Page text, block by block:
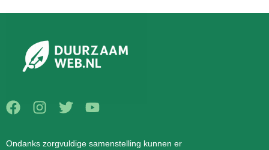
Ondanks zorgvuldige samenstelling kunnen er